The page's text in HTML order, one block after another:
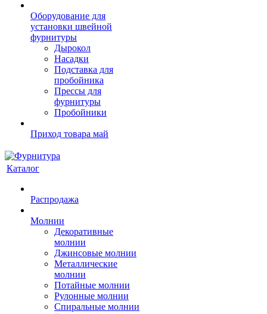
Оборудование для
установки швейной
фурнитуры
Дырокол
Насадки
Подставка для
пробойника
Прессы для
фурнитуры
Пробойники
Приход товара май
Каталог
Распродажа
Молнии
Декоративные
молнии
Джинсовые молнии
Металлические
молнии
Потайные молнии
Рулонные молнии
Спиральные молнии